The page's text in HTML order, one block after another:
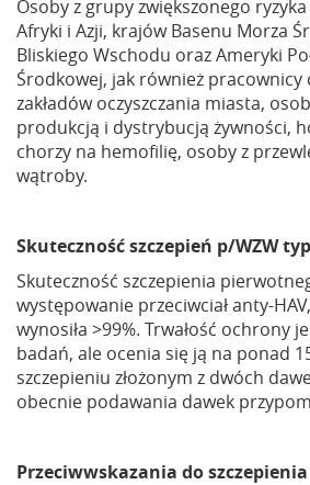
Osoby z grupy zwiększonego
Afryki i Azji, krajów Basenu Morza
Bliskiego Wschodu oraz Ameryki
Środkowej, jak również
zakładów oczyszczania miasta,
produkcją i dystrybucją żywności,
chorzy na hemofilię, osoby z
wątroby.
Skuteczność szczepień p/WZW
Skuteczność szczepienia
występowanie przeciwciał anty-
wynosiła >99%. Trwałość ochrony
badań, ale ocenia się ją na ponad
szczepieniu złożonym z dwóch
obecnie podawania dawek
Przeciwwskazania do